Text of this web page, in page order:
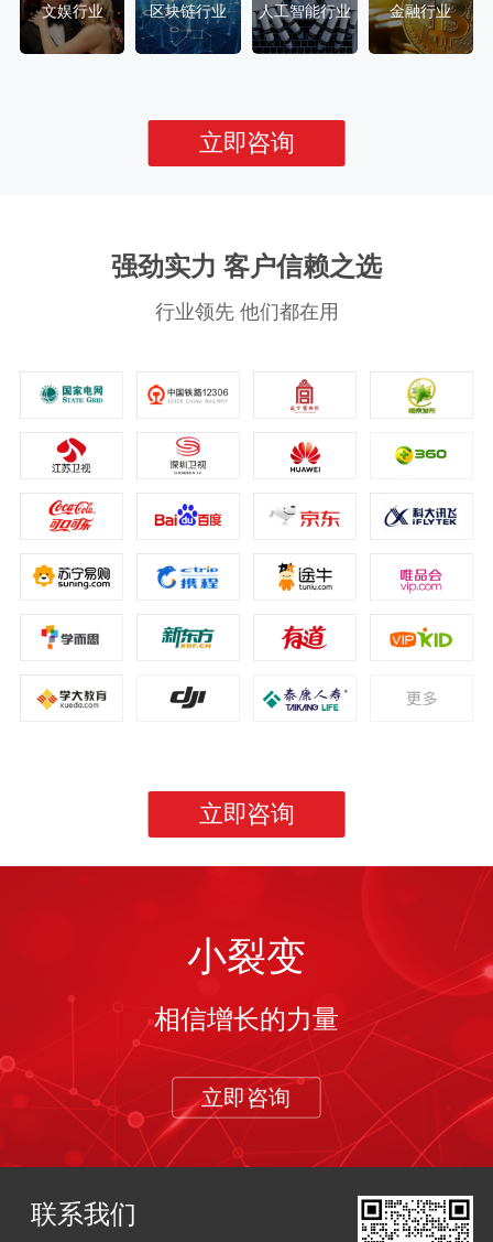
文娱行业 区块链行业 人工智能行业 金融行业
立即咨询
强劲实力 客户信赖之选
行业领先 他们都在用
立即咨询
小裂变
相信增长的力量
立即咨询
联系我们